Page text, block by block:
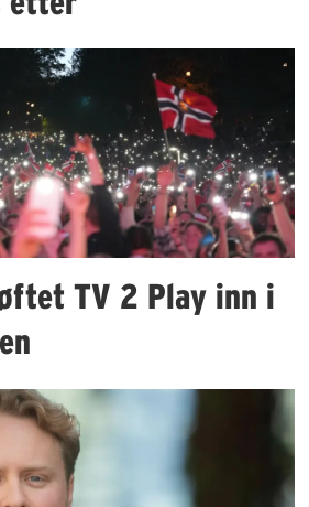
TV 2 Play inn i